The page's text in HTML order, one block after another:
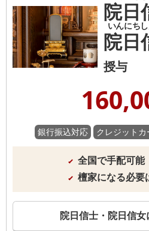
院日
院日
授与
銀行振込対応 クレジットカ
全国で手配可能
檀家になる必要
院日信士・院日信女